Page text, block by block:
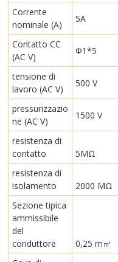
Corrente
nominale (A)
5A
Contatto CC
(AC V)
Φ1*5
tensione di
lavoro (AC V)
500 V
pressurizzazio
ne (AC V)
1500 V
resistenza di
contatto
5MΩ
resistenza di
isolamento
2000 MΩ
Sezione tipica
ammissibile
del
conduttore
0,25 m㎡